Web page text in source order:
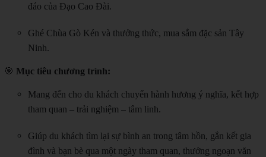
đáo của Đạo Cao Đài.
Ghé Chùa Gò Kén và thưởng thức, mua sắm đặc sản Tây
Ninh.
🎯 Mục tiêu chương trình:
Mang đến cho du khách chuyến hành hương ý nghĩa, kết hợp
tham quan – trải nghiệm – tâm linh.
Giúp du khách tìm lại sự bình an trong tâm hồn, gắn kết gia
đình và bạn bè qua một ngày tham quan, thưởng ngoạn văn